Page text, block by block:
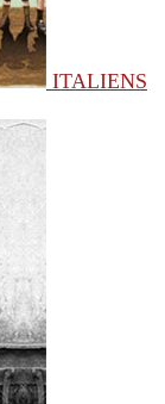
ITALIENS